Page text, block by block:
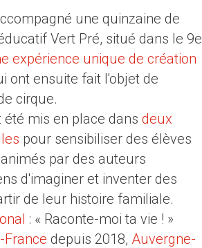
une quinzaine de
Vert Pré, situé dans le 9e
expérience unique de création
ont ensuite fait l'objet de
cirque.
mis en place dans deux
pour sensibiliser des élèves
par des auteurs
d'imaginer et inventer des
de leur histoire familiale.
: « Raconte-moi ta vie ! »
France depuis 2018, Auvergne-